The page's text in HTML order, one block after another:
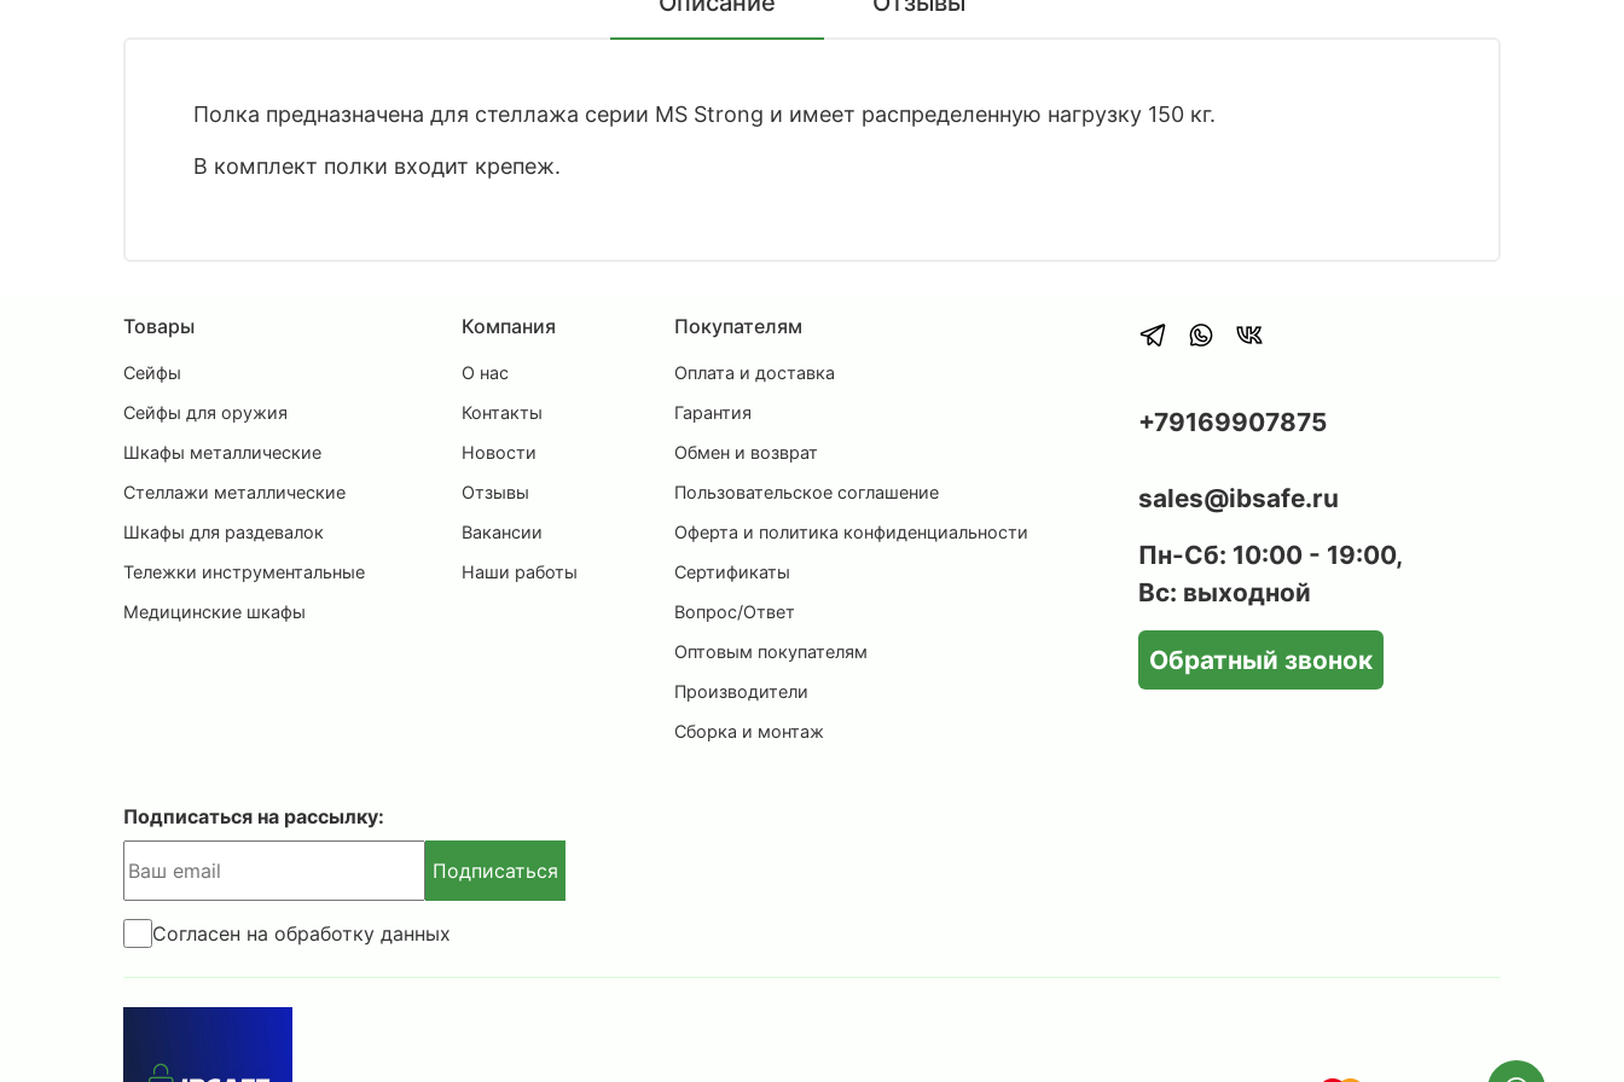
Полка предназначена для стеллажа серии MS Strong и имеет распределенную нагрузку 150 кг.
В комплект полки входит крепеж.
Товары
Сейфы
Сейфы для оружия
Шкафы металлические
Стеллажи металлические
Шкафы для раздевалок
Тележки инструментальные
Медицинские шкафы
Компания
О нас
Контакты
Новости
Отзывы
Вакансии
Наши работы
Покупателям
Оплата и доставка
Гарантия
Обмен и возврат
Пользовательское соглашение
Оферта и политика конфиденциальности
Сертификаты
Вопрос/Ответ
Оптовым покупателям
Производители
Сборка и монтаж
+79169907875
sales@ibsafe.ru
Пн-Сб: 10:00 - 19:00,
Вс: выходной
Обратный звонок
Подписаться на рассылку:
Подписаться
Согласен на обработку данных